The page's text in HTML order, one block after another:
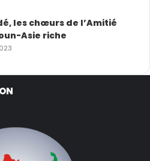
les chœurs de l’Amitié
Asie riche